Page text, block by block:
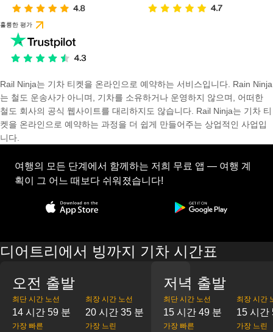
훌륭한 평가
Rail Ninja는 기차 티켓을 온라인으로 예약하는 서비스입니다. Rain Ninja
는 철도 운송사가 아니며, 기차를 소유하거나 운영하지 않으며, 어떠한
철도 회사의 공식 웹사이트를 대리하지도 않습니다. Rail Ninja는 기차 티
켓을 온라인으로 예약하는 과정을 더 쉽게 만들어주는 상업적인 사업입
니다.
여행의 모든 단계에서 함께하는 저희 무료 앱 — 여행 계
획이 그 어느 때보다 쉬워졌습니다!
디어트리에서 빙까지 기차 시간표
오전 출발
최단 시간 노선
14 시간 59 분
최장 시간 노선
20 시간 35 분
가장 빠른 가장 느린
저녁 출발
최단 시간 노선
15 시간 49 분
최장 시간
15 시간
가장 빠른 가장 느린